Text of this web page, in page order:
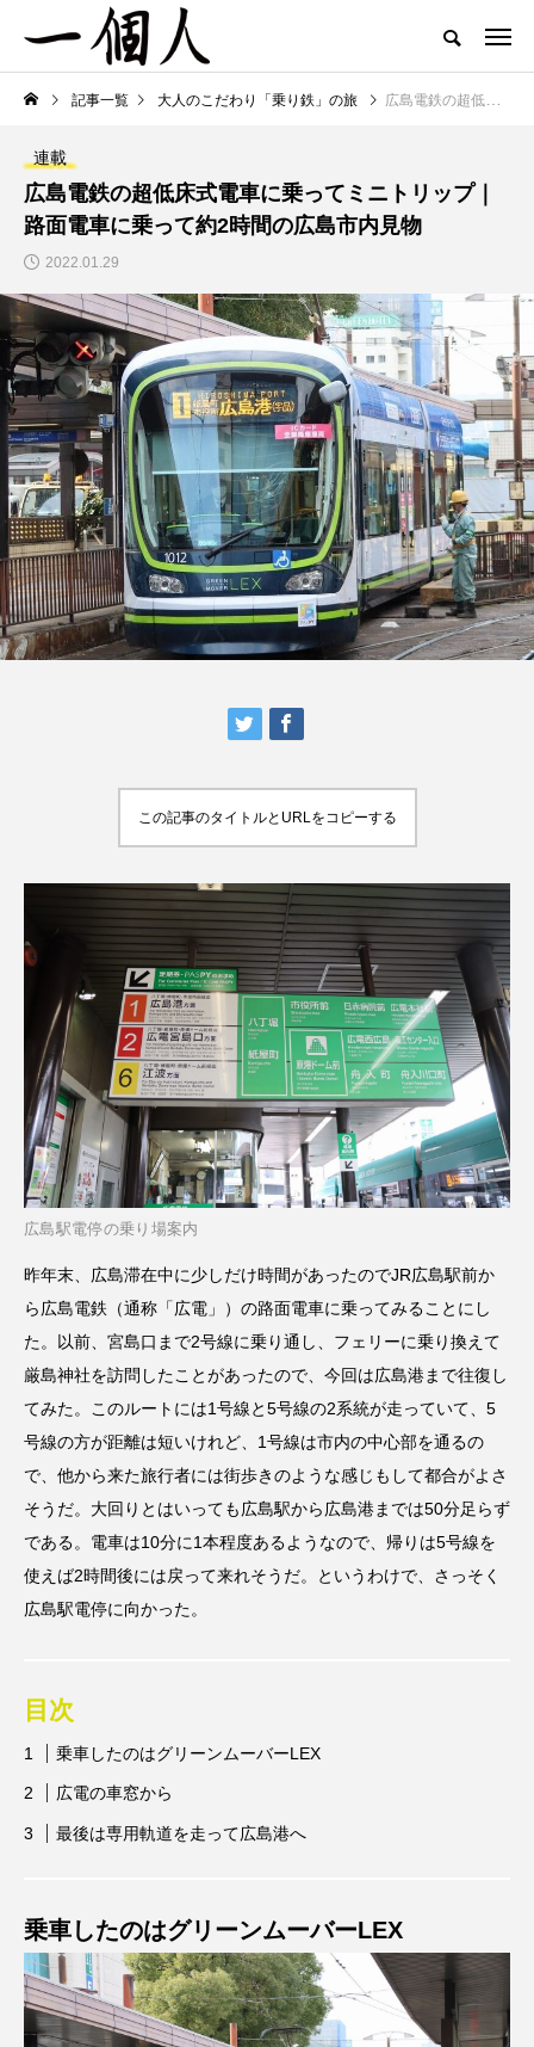
記事一覧 大人のこだわり「乗り鉄」の旅 広島電鉄の超低床式電車に乗ってミニトリップ｜路面電車に乗って約2時間の広島市内見物
連載
広島電鉄の超低床式電車に乗ってミニトリップ｜
路面電車に乗って約2時間の広島市内見物
2022.01.29
この記事のタイトルとURLをコピーする
広島駅電停の乗り場案内
昨年末、広島滞在中に少しだけ時間があったのでJR広島駅前か
ら広島電鉄（通称「広電」）の路面電車に乗ってみることにし
た。以前、宮島口まで2号線に乗り通し、フェリーに乗り換えて
厳島神社を訪問したことがあったので、今回は広島港まで往復し
てみた。このルートには1号線と5号線の2系統が走っていて、5
号線の方が距離は短いけれど、1号線は市内の中心部を通るの
で、他から来た旅行者には街歩きのような感じもして都合がよさ
そうだ。大回りとはいっても広島駅から広島港までは50分足らず
である。電車は10分に1本程度あるようなので、帰りは5号線を
使えば2時間後には戻って来れそうだ。というわけで、さっそく
広島駅電停に向かった。
目次
乗車したのはグリーンムーバーLEX
広電の車窓から
最後は専用軌道を走って広島港へ
乗車したのはグリーンムーバーLEX